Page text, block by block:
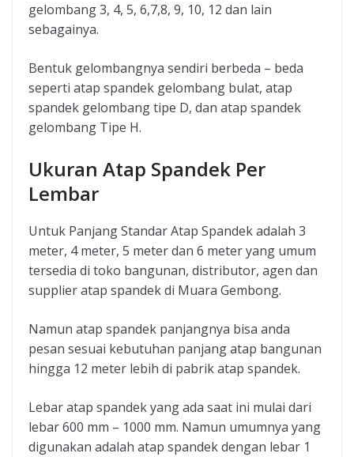
gelombang 3, 4, 5, 6,7,8, 9, 10, 12 dan lain
sebagainya.
Bentuk gelombangnya sendiri berbeda – beda
seperti atap spandek gelombang bulat, atap
spandek gelombang tipe D, dan atap spandek
gelombang Tipe H.
Ukuran Atap Spandek Per
Lembar
Untuk Panjang Standar Atap Spandek adalah 3
meter, 4 meter, 5 meter dan 6 meter yang umum
tersedia di toko bangunan, distributor, agen dan
supplier atap spandek di Muara Gembong.
Namun atap spandek panjangnya bisa anda
pesan sesuai kebutuhan panjang atap bangunan
hingga 12 meter lebih di pabrik atap spandek.
Lebar atap spandek yang ada saat ini mulai dari
lebar 600 mm – 1000 mm. Namun umumnya yang
digunakan adalah atap spandek dengan lebar 1